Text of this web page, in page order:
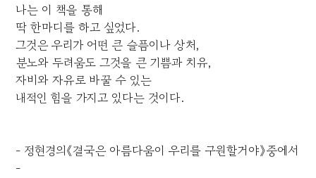
나는 이 책을 통해
딱 한마디를 하고 싶었다.
그것은 우리가 어떤 큰 슬픔이나 상처,
분노와 두려움도 그것을 큰 기쁨과 치유,
자비와 자유로 바꿀 수 있는
내적인 힘을 가지고 있다는 것이다.
- 정현경의《결국은 아름다움이 우리를 구원할거야》중에서
-